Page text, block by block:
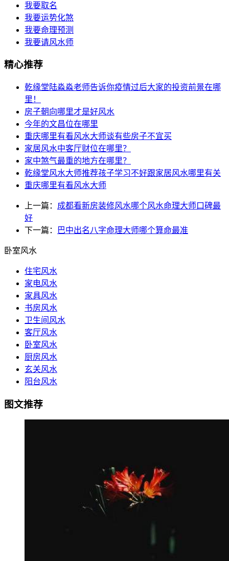
我要取名
我要运势化煞
我要命理预测
我要请风水师
精心推荐
乾缘堂陆淼淼老师告诉你疫情过后大家的投资前景在哪
里！
房子朝向哪里才是好风水
今年的文昌位在哪里
重庆哪里有看风水大师谈有些房子不宜买
家居风水中客厅财位在哪里？
家中煞气最重的地方在哪里？
乾缘堂风水大师推荐孩子学习不好跟家居风水哪里有关
重庆哪里有看风水大师
上一篇： 成都看新房装修风水哪个风水命理大师口碑最
好
下一篇：
巴中出名八字命理大师哪个算命最准
卧室风水
住宅风水
家电风水
家具风水
书房风水
卫生间风水
客厅风水
卧室风水
厨房风水
玄关风水
阳台风水
图文推荐